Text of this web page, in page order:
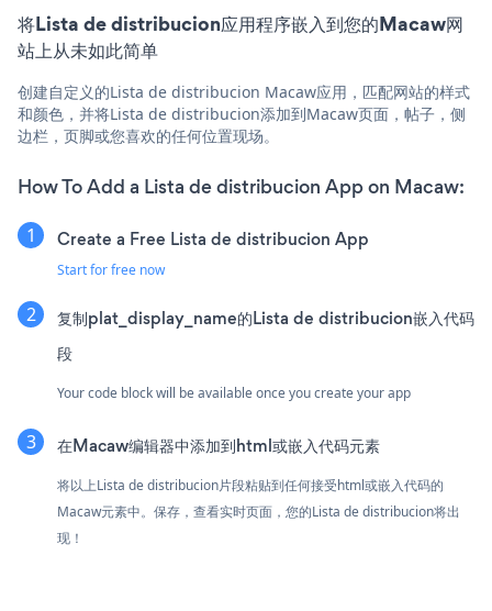
将Lista de distribucion应用程序嵌入到您的Macaw网
站上从未如此简单
创建自定义的Lista de distribucion Macaw应用，匹配网站的样式
和颜色，并将Lista de distribucion添加到Macaw页面，帖子，侧
边栏，页脚或您喜欢的任何位置现场。
How To Add a Lista de distribucion App on Macaw:
Create a Free Lista de distribucion App
Start for free now
复制plat_display_name的Lista de distribucion嵌入代码
段
Your code block will be available once you create your app
在Macaw编辑器中添加到html或嵌入代码元素
将以上Lista de distribucion片段粘贴到任何接受html或嵌入代码的
Macaw元素中。保存，查看实时页面，您的Lista de distribucion将出
现！